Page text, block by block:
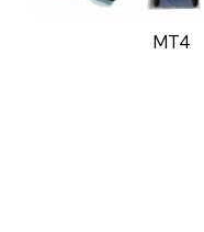
MT4